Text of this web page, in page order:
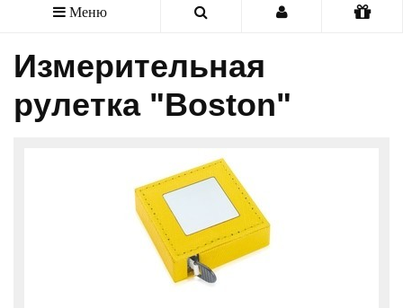
Меню
Измерительная
рулетка "Boston"